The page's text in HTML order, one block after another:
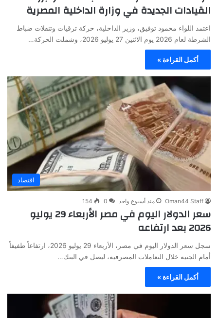
القيادات الجديدة في وزارة الداخلية المصرية
اعتمد اللواء محمود توفيق، وزير الداخلية، حركة ترقيات وتنقلات ضباط
الشرطة لعام 2026 يوم الاثنين 27 يوليو 2026، وشملت الحركة…
أكمل القراءة »
اقتصاد
Oman44 Staff منذ أسبوع واحد 0
154
سعر الدولار اليوم في مصر الأربعاء 29 يوليو
2026 بعد ارتفاعه
سجل سعر الدولار اليوم في مصر، الأربعاء 29 يوليو 2026، ارتفاعاً طفيفاً
أمام الجنيه خلال التعاملات المصرفية، ليصل في البنك…
أكمل القراءة »